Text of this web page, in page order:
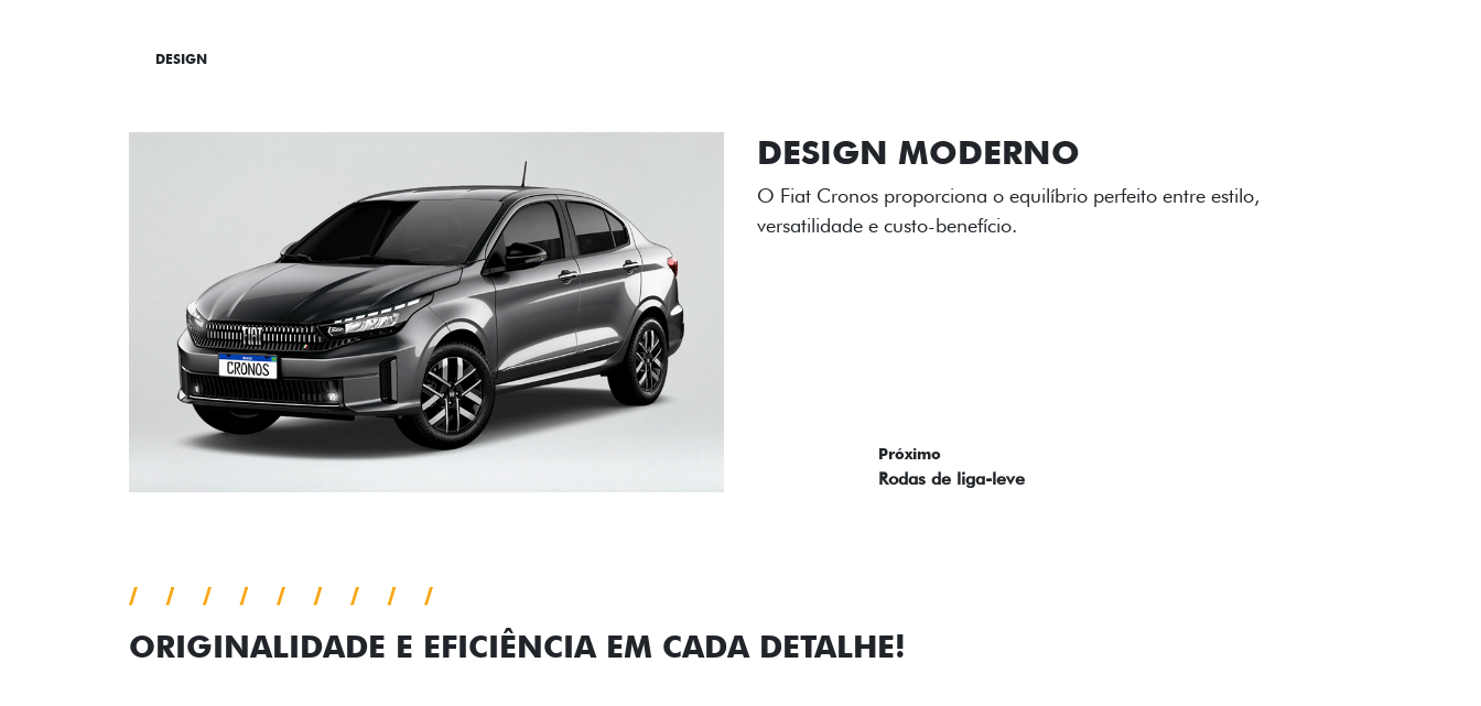
DESIGN
RODAS DE LIGA-LEVE
As rodas de liga leve com desenho dinâmico e acabamento
diamantado elevam o estilo do Fiat Cronos, trazendo mais